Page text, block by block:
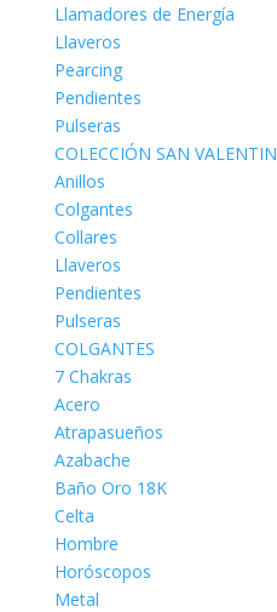
Llamadores de Energía
Llaveros
Pearcing
Pendientes
Pulseras
COLECCIÓN SAN VALENTIN
Anillos
Colgantes
Collares
Llaveros
Pendientes
Pulseras
COLGANTES
7 Chakras
Acero
Atrapasueños
Azabache
Baño Oro 18K
Celta
Hombre
Horóscopos
Metal